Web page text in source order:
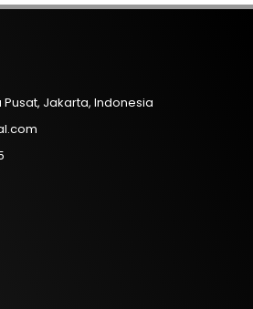
Jakarta, Indonesia